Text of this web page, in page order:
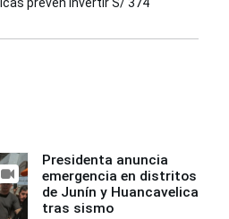
prevén invertir S/ 374
Presidenta anuncia
emergencia en distritos
de Junín y Huancavelica
tras sismo